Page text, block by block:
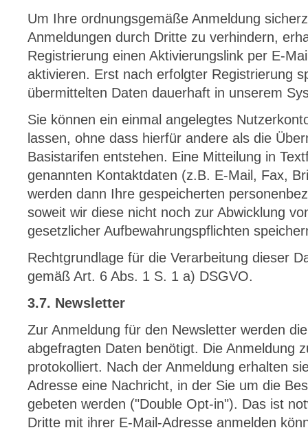
Um Ihre ordnungsgemäße Anmeldung
Anmeldungen durch Dritte zu verhindern,
Registrierung einen Aktivierungslink per E-
aktivieren. Erst nach erfolgter Registrierung
übermittelten Daten dauerhaft in unserem
Sie können ein einmal angelegtes
lassen, ohne dass hierfür andere als die
Basistarifen entstehen. Eine Mitteilung in
genannten Kontaktdaten (z.B. E-Mail, Fax,
werden dann Ihre gespeicherten
soweit wir diese nicht noch zur Abwicklung
gesetzlicher Aufbewahrungspflichten
Rechtgrundlage für die Verarbeitung dieser
gemäß Art. 6 Abs. 1 S. 1 a) DSGVO.
3.7. Newsletter
Zur Anmeldung für den Newsletter werden
abgefragten Daten benötigt. Die Anmeldung
protokolliert. Nach der Anmeldung erhalten
Adresse eine Nachricht, in der Sie um die
gebeten werden ("Double Opt-in"). Das ist
Dritte mit ihrer E-Mail-Adresse anmelden